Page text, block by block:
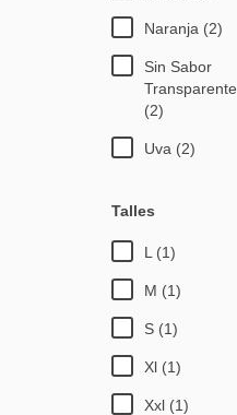
Naranja (2)
Sin Sabor
Transparente
(2)
Uva (2)
Talles
L (1)
M (1)
S (1)
Xl (1)
Xxl (1)